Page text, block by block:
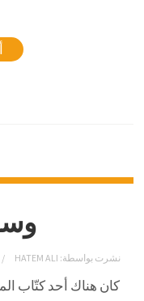
نشرت بواسطة: HATEM ALI
كان هناك أحد كتّاب